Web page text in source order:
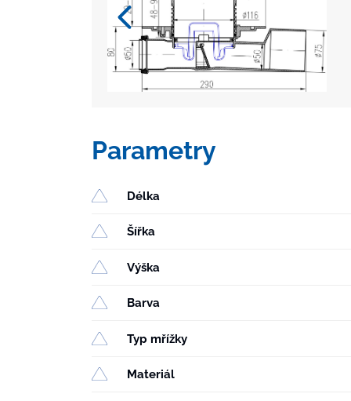
Parametry
Délka
Šířka
Výška
Barva
Typ mřížky
Materiál